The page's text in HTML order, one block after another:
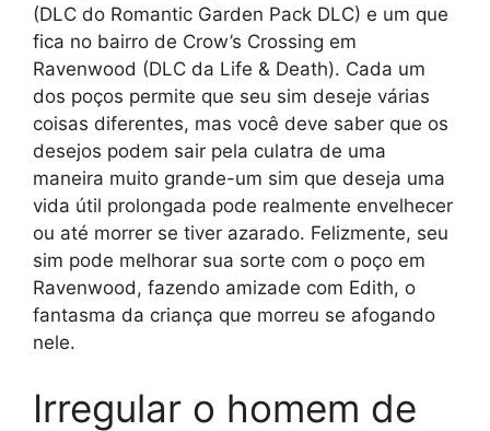
(DLC do Romantic Garden Pack DLC) e um que
fica no bairro de Crow’s Crossing em
Ravenwood (DLC da Life & Death). Cada um
dos poços permite que seu sim deseje várias
coisas diferentes, mas você deve saber que os
desejos podem sair pela culatra de uma
maneira muito grande-um sim que deseja uma
vida útil prolongada pode realmente envelhecer
ou até morrer se tiver azarado. Felizmente, seu
sim pode melhorar sua sorte com o poço em
Ravenwood, fazendo amizade com Edith, o
fantasma da criança que morreu se afogando
nele.
Irregular o homem de